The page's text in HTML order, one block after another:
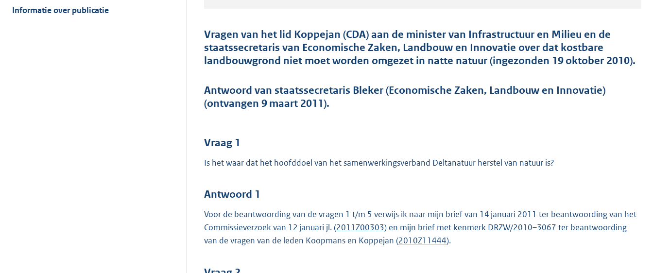
van:
Informatie over publicatie
t
a
n
t
3
K
b
Vragen van het lid Koppejan (CDA) aan de minister van Infrastructuur en Milieu en de
staatssecretaris van Economische Zaken, Landbouw en Innovatie over dat kostbare
landbouwgrond niet moet worden omgezet in natte natuur (ingezonden 19 oktober 2010).
Antwoord van staatssecretaris Bleker (Economische Zaken, Landbouw en Innovatie)
(ontvangen 9 maart 2011).
Vraag 1
Is het waar dat het hoofddoel van het samenwerkingsverband Deltanatuur herstel van natuur is?
Antwoord 1
Voor de beantwoording van de vragen 1 t/m 5 verwijs ik naar mijn brief van 14 januari 2011 ter beantwoording van het
Commissieverzoek van 12 januari jl. (2011Z00303) en mijn brief met kenmerk DRZW/2010–3067 ter beantwoording
van de vragen van de leden Koopmans en Koppejan (2010Z11444).